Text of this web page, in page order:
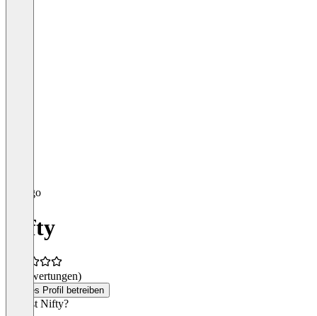
Nifty
(0 Bewertungen)
Dieses Profil betreiben
Was ist Nifty?